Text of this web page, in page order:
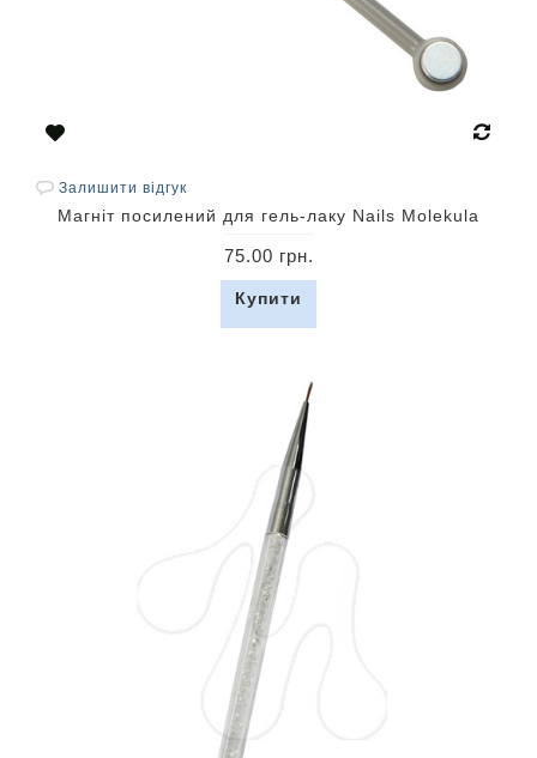
Залишити відгук
Магніт посилений для гель-лаку Nails Molekula
75.00 грн.
Купити